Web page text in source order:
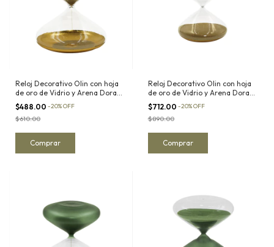
Reloj Decorativo Olin con hoja
de oro de Vidrio y Arena Dorada
$488.00 -20%OFF
$610.00
Reloj Decorativo Olin con hoja
de oro de Vidrio y Arena Dorada
II
$712.00 -20%OFF
$890.00